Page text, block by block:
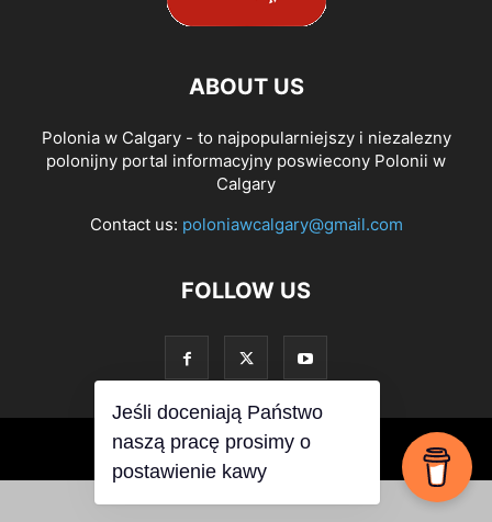
ABOUT US
Polonia w Calgary - to najpopularniejszy i niezalezny
polonijny portal informacyjny poswiecony Polonii w
Calgary
Contact us: poloniawcalgary@gmail.com
FOLLOW US
© PoloniawCalgary 2019
Jeśli doceniają Państwo
naszą pracę prosimy o
postawienie kawy